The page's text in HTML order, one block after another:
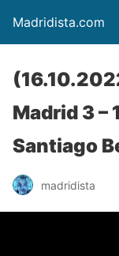
Madridista.com
Madrid 3 –
Santiago
madridista